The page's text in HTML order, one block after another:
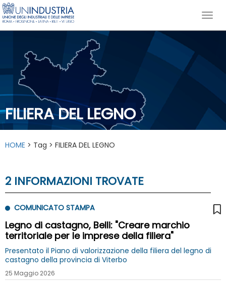
FILIERA DEL LEGNO
HOME > Tag > FILIERA DEL LEGNO
2 INFORMAZIONI TROVATE
COMUNICATO STAMPA
Legno di castagno, Belli: "Creare marchio
territoriale per le imprese della filiera"
Presentato il Piano di valorizzazione della filiera del legno di
castagno della provincia di Viterbo
25 Maggio 2026